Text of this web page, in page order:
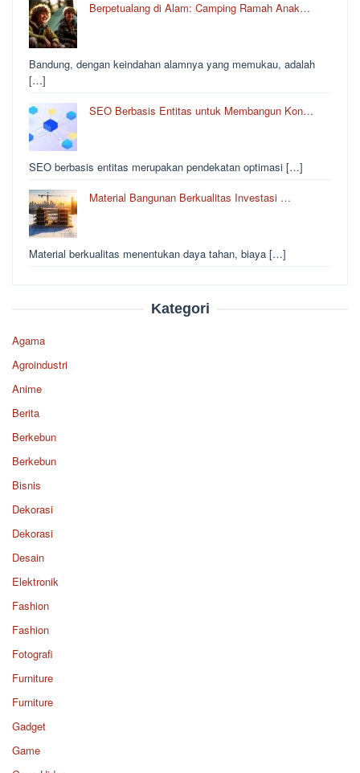
Berpetualang di Alam: Camping Ramah Anak…
Bandung, dengan keindahan alamnya yang memukau, adalah
[…]
SEO Berbasis Entitas untuk Membangun Kon…
SEO berbasis entitas merupakan pendekatan optimasi […]
Material Bangunan Berkualitas Investasi …
Material berkualitas menentukan daya tahan, biaya […]
Kategori
Agama
Agroindustri
Anime
Berita
Berkebun
Berkebun
Bisnis
Dekorasi
Dekorasi
Desain
Elektronik
Fashion
Fashion
Fotografi
Furniture
Furniture
Gadget
Game